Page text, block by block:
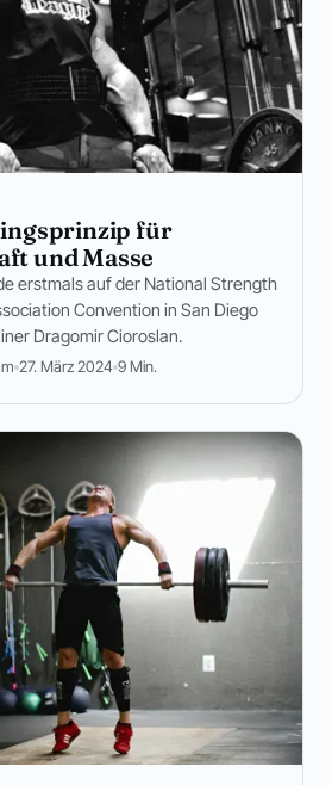
für
und Masse
erstmals auf der National Strength
Convention in San Diego
Dragomir Cioroslan.
27. März 2024 9 Min.